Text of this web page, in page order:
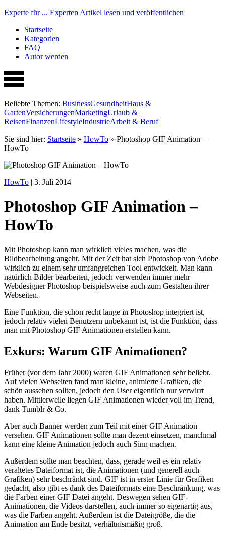
Experte für ... Experten Artikel lesen und veröffentlichen
Startseite
Kategorien
FAQ
Autor werden
Beliebte Themen: BusinessGesundheitHaus &
GartenVersicherungenMarketingUrlaub &
ReisenFinanzenLifestyleIndustrieArbeit & Beruf
Sie sind hier: Startseite » HowTo » Photoshop GIF Animation –
HowTo
HowTo | 3. Juli 2014
Photoshop GIF Animation –
HowTo
Mit Photoshop kann man wirklich vieles machen, was die
Bildbearbeitung angeht. Mit der Zeit hat sich Photoshop von Adobe
wirklich zu einem sehr umfangreichen Tool entwickelt. Man kann
natürlich Bilder bearbeiten, jedoch verwenden immer mehr
Webdesigner Photoshop beispielsweise auch zum Gestalten ihrer
Webseiten.
Eine Funktion, die schon recht lange in Photoshop integriert ist,
jedoch relativ vielen Benutzern unbekannt ist, ist die Funktion, dass
man mit Photoshop GIF Animationen erstellen kann.
Exkurs: Warum GIF Animationen?
Früher (vor dem Jahr 2000) waren GIF Animationen sehr beliebt.
Auf vielen Webseiten fand man kleine, animierte Grafiken, die
schön aussehen sollten, jedoch den User eigentlich nur verwirrt
haben. Mittlerweile liegen GIF Animationen wieder voll im Trend,
dank Tumblr & Co.
Aber auch Banner werden zum Teil mit einer GIF Animation
versehen. GIF Animationen sollte man dezent einsetzen, manchmal
kann eine kleine Animation jedoch auch Sinn machen.
Außerdem sollte man beachten, dass, gerade weil es ein relativ
veraltetes Dateiformat ist, die Animationen (und generell auch
Grafiken) sehr beschränkt sind. GIF ist in erster Linie für Grafiken
gedacht, also gibt es dank des Dateiformats eine Beschränkung, was
die Farben einer GIF Datei angeht. Deswegen sehen GIF-
Animationen, die Videos darstellen, auch immer so eigenartig aus,
was die Farben angeht. Außerdem ist die Dateigröße, die die
Animation am Ende besitzt, verhältnismäßig groß.